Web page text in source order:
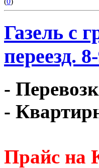
Газель с
переезд.
-
-
Прайс на